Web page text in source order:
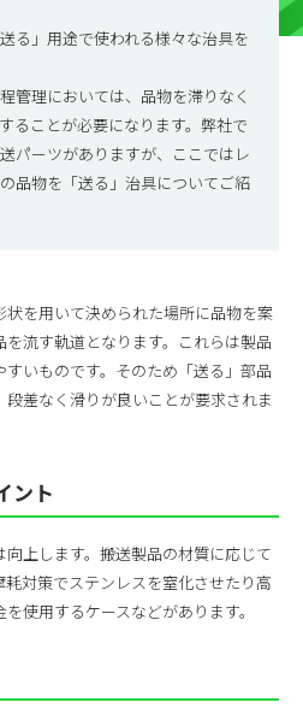
る」用途で使われる様々な治具を
管理においては、品物を滞りなく
ることが必要になります。弊社で
パーツがありますが、ここではレ
品物を「送る」治具についてご紹
を用いて決められた場所に品物を案
流す軌道となります。これらは製品
いものです。そのため「送る」部品
差なく滑りが良いことが要求されま
ント
上します。搬送製品の材質に応じて
対策でステンレスを窒化させたり高
使用するケースなどがあります。